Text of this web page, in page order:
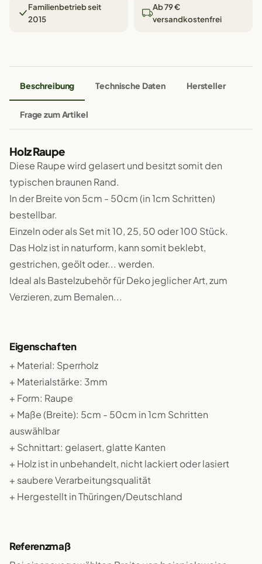
Familienbetrieb seit
2015
Ab 79 €
versandkostenfrei
Beschreibung Technische Daten Hersteller
Frage zum Artikel
Holz Raupe
Diese Raupe wird gelasert und besitzt somit den
typischen braunen Rand.
In der Breite von 5cm - 50cm (in 1cm Schritten)
bestellbar.
Einzeln oder als Set mit 10, 25, 50 oder 100 Stück.
Das Holz ist in naturform, kann somit beklebt,
gestrichen, geölt oder... werden.
Ideal als Bastelzubehör für Deko jeglicher Art, zum
Verzieren, zum Bemalen...
Eigenschaften
+ Material: Sperrholz
+ Materialstärke: 3mm
+ Form: Raupe
+ Maße (Breite): 5cm - 50cm in 1cm Schritten
auswählbar
+ Schnittart: gelasert, glatte Kanten
+ Holz ist in unbehandelt, nicht lackiert oder lasiert
+ saubere Verarbeitungsqualität
+ Hergestellt in Thüringen/Deutschland
Referenzmaß